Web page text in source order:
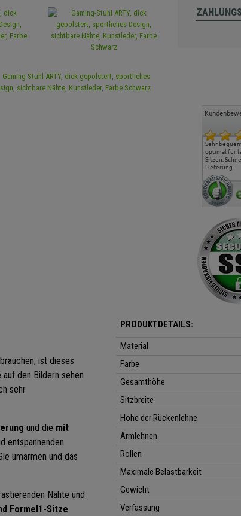
Sehr
optimal für
Sitzen.
Lieferung.
ist dieses
den Bildern sehen
sehr
und die mit
entspannenden
umarmen und das
Nähte und
Formel1-Sitze
PRODUKTDETAILS:
Material
Farbe
Gesamthöhe
Sitzbreite
Höhe der Rückenlehne
Armlehnen
Rollen
Maximale Belastbarkeit
Gewicht
Verfassung